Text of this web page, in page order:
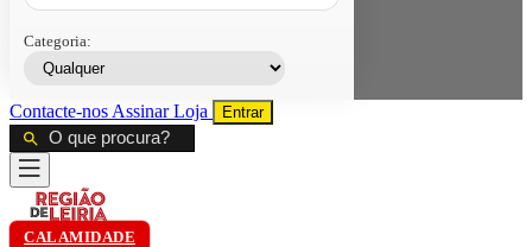
Categoria:
Contacte-nos AssinarLoja Entrar
CALAMIDADE